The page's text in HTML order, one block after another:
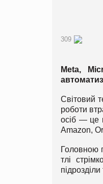
309
Meta,
Світовий
роботи
осіб — це
Amazon,
Головною
тлі